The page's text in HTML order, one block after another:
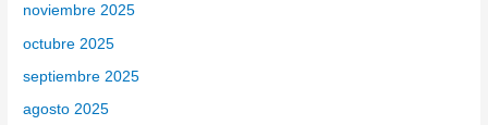
noviembre 2025
octubre 2025
septiembre 2025
agosto 2025